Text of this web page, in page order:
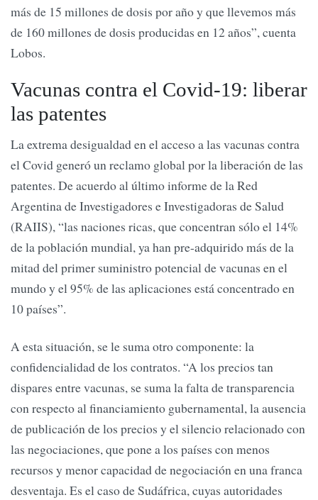
más de 15 millones de dosis por año y que llevemos más
de 160 millones de dosis producidas en 12 años”, cuenta
Lobos.
Vacunas contra el Covid-19: liberar
las patentes
La extrema desigualdad en el acceso a las vacunas contra
el Covid generó un reclamo global por la liberación de las
patentes. De acuerdo al último informe de la Red
Argentina de Investigadores e Investigadoras de Salud
(RAIIS), “las naciones ricas, que concentran sólo el 14%
de la población mundial, ya han pre-adquirido más de la
mitad del primer suministro potencial de vacunas en el
mundo y el 95% de las aplicaciones está concentrado en
10 países”.
A esta situación, se le suma otro componente: la
confidencialidad de los contratos. “A los precios tan
dispares entre vacunas, se suma la falta de transparencia
con respecto al financiamiento gubernamental, la ausencia
de publicación de los precios y el silencio relacionado con
las negociaciones, que pone a los países con menos
recursos y menor capacidad de negociación en una franca
desventaja. Es el caso de Sudáfrica, cuyas autoridades